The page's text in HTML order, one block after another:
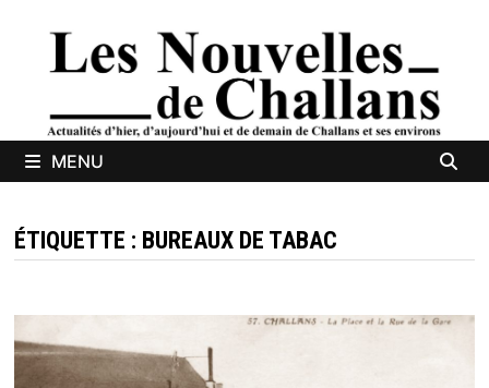
MENU
ÉTIQUETTE : BUREAUX DE TABAC